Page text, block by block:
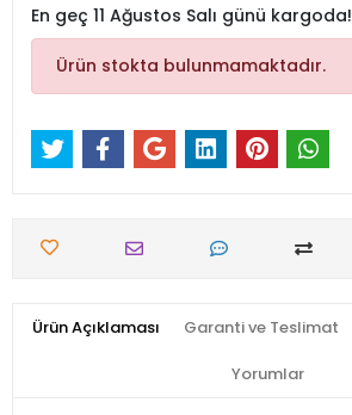
En geç 11 Ağustos Salı günü kargoda!
Ürün stokta bulunmamaktadır.
Ürün Açıklaması Garanti ve Teslimat
Yorumlar